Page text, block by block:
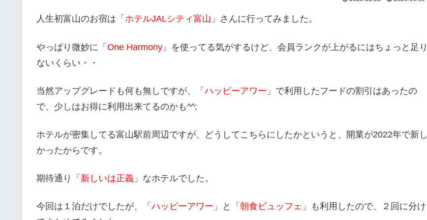
人生初富山のお宿は「 ホテルJALシティ富山 」さんに行ってみました。
やっぱり微妙に「 One Harmony 」を使ってる気がするけど、会員ランクが上がるにはちょっと足り
ないくらい・・
当然アップグレードも何も無しですが、「 ハッピーアワー 」で利用したフードの割引はあったの
で、少しはお得に利用出来てるのかも^^;
ホテルが密集してる富山駅前周辺ですが、どうしてこちらにしたかというと、開業が2022年で新し
かったからです。
期待通り「 新しいは正義 」なホテルでした。
今回は１泊だけでしたが、「 ハッピーアワー 」と「 朝食ビュッフェ 」も利用したので、２回に分け